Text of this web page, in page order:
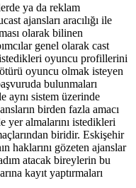
ya da reklam
ajansları aracılığı ile
olarak bilinen
genel olarak cast
istedikleri oyuncu profillerini
oyuncu olmak isteyen
bulunmaları
aynı sistem üzerinde
birden fazla amacı
yer almalarını istedikleri
biridir. Eskişehir
haklarını gözeten ajanslar
atacak bireylerin bu
kayıt yaptırmaları